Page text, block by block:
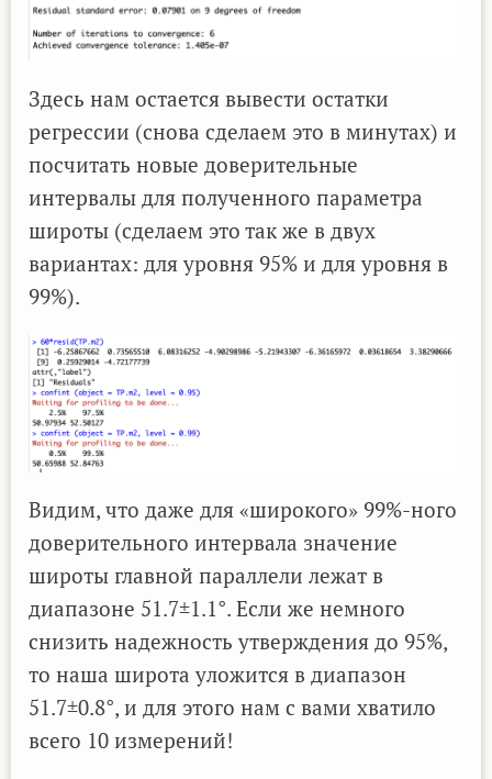
Здесь нам остается вывести остатки
регрессии (снова сделаем это в минутах) и
посчитать новые доверительные
интервалы для полученного параметра
широты (сделаем это так же в двух
вариантах: для уровня 95% и для уровня в
99%).
Видим, что даже для «широкого» 99%-ного
доверительного интервала значение
широты главной параллели лежат в
диапазоне 51.7±1.1°. Если же немного
снизить надежность утверждения до 95%,
то наша широта уложится в диапазон
51.7±0.8°, и для этого нам с вами хватило
всего 10 измерений!